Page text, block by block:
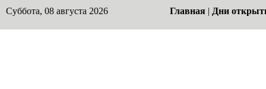
Суббота, 08 августа 2026 Главная | Дни